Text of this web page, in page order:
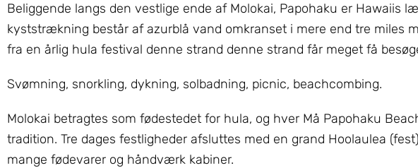
Beliggende langs den vestlige ende af Molokai, Papohaku er Hawaiis
kyststrækning består af azurblå vand omkranset i mere end tre miles
fra en årlig hula festival denne strand denne strand får meget få
Svømning, snorkling, dykning, solbadning, picnic, beachcombing.
Molokai betragtes som fødestedet for hula, og hver Må Papohaku
tradition. Tre dages festligheder afsluttes med en grand Hoolaulea
mange fødevarer og håndværk kabiner.